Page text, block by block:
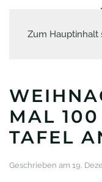
Zum Hauptinhalt
MAL
TAFEL
Geschrieben am 19.